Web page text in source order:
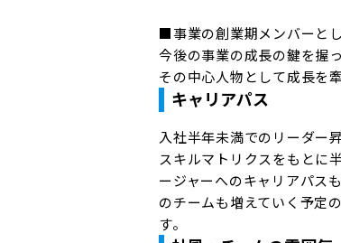
■事業の創業期メンバーとし
今後の事業の成長の鍵を握
その中心人物として成長を
キャリアパス
入社半年未満でのリーダー
スキルマトリクスをもとに
ージャーへのキャリアパス
のチームも増えていく予定
す。